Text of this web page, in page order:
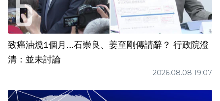
致癌油燒1個月...石崇良、姜至剛傳請辭？ 行政院澄
清：並未討論
2026.08.08 19:07